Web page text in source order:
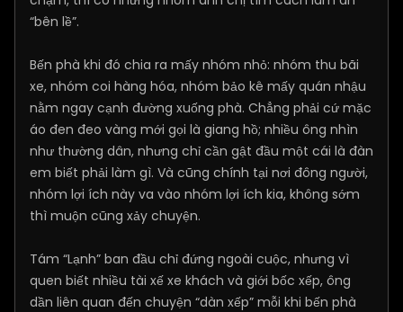
“bên lề”.
Bến phà khi đó chia ra mấy nhóm nhỏ: nhóm thu bãi
xe, nhóm coi hàng hóa, nhóm bảo kê mấy quán nhậu
nằm ngay cạnh đường xuống phà. Chẳng phải cứ mặc
áo đen đeo vàng mới gọi là giang hồ; nhiều ông nhìn
như thường dân, nhưng chỉ cần gật đầu một cái là đàn
em biết phải làm gì. Và cũng chính tại nơi đông người,
nhóm lợi ích này va vào nhóm lợi ích kia, không sớm
thì muộn cũng xảy chuyện.
Tám “Lạnh” ban đầu chỉ đứng ngoài cuộc, nhưng vì
quen biết nhiều tài xế xe khách và giới bốc xếp, ông
dần liên quan đến chuyện “dàn xếp” mỗi khi bến phà